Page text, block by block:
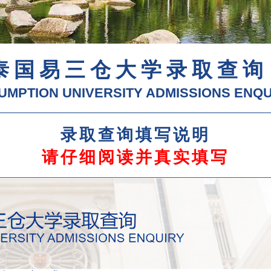
国易三仓大学录取查询
UNIVERSITY ADMISSIONS
录取查询填写说明
请仔细阅读并真实填写